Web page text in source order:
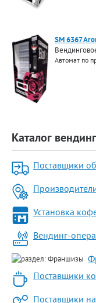
SM 6367
Автомат по
Каталог
Поставщики
Установка
Вендинг-
Поставщики
Поставщики